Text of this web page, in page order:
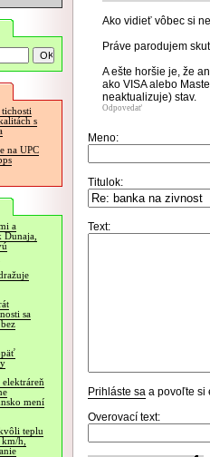
tichosti
s
na UPC
a
sa
mení
teplu
h,
Ako vidieť vôbec si
Práve parodujem
A ešte horšie je, že
ako VISA alebo
neaktualizuje) stav.
Odpovedať
Meno:
Titulok:
Text:
Prihláste sa a povoľte si
Overovací text: